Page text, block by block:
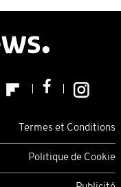
Termes et Conditions
Politique de Cookie